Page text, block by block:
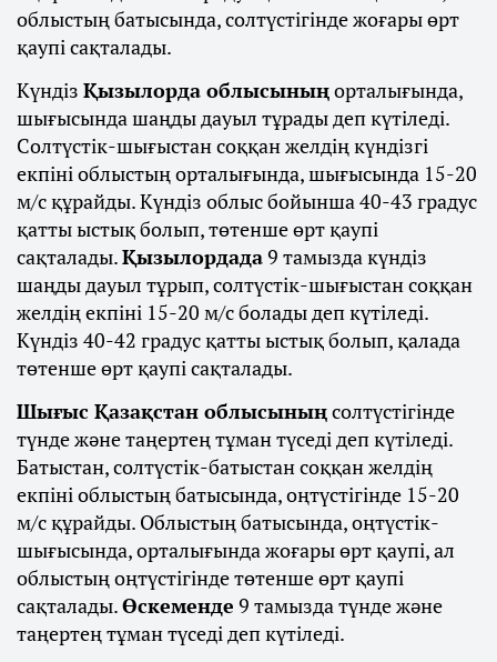
облыстың батысында, солтүстігінде жоғары өрт
қаупі сақталады.
Күндіз Қызылорда облысыныңорталығында,
шығысында шаңды дауыл тұрады деп күтіледі.
Солтүстік-шығыстан соққан желдің күндізгі
екпіні облыстың орталығында, шығысында 15-20
м/с құрайды. Күндіз облыс бойынша 40-43 градус
қатты ыстық болып, төтенше өрт қаупі
сақталады.Қызылордада9 тамызда күндіз
шаңды дауыл тұрып, солтүстік-шығыстан соққан
желдің екпіні 15-20 м/с болады деп күтіледі.
Күндіз 40-42 градус қатты ыстық болып, қалада
төтенше өрт қаупі сақталады.
Шығыс Қазақстан облысыныңсолтүстігінде
түнде және таңертең тұман түседі деп күтіледі.
Батыстан, солтүстік-батыстан соққан желдің
екпіні облыстың батысында, оңтүстігінде 15-20
м/с құрайды. Облыстың батысында, оңтүстік-
шығысында, орталығында жоғары өрт қаупі, ал
облыстың оңтүстігінде төтенше өрт қаупі
сақталады.Өскеменде 9 тамызда түнде және
таңертең тұман түседі деп күтіледі.